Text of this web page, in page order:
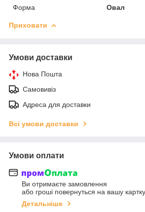
Форма
Овал
Приховати
Умови доставки
Нова Пошта
Самовивіз
Адреса для доставки
Всі умови доставки
Умови оплати
Ви отримаєте замовлення
або гроші повернуться на вашу картку
Детальніше